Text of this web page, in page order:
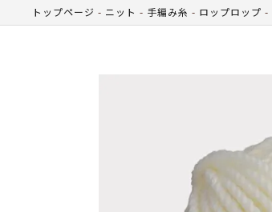
トップページ ニット 手編み糸 ロップロップ